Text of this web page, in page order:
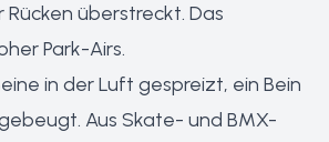
überstreckt. Das
Park-Airs.
in der Luft gespreizt, ein Bein
Aus Skate- und BMX-